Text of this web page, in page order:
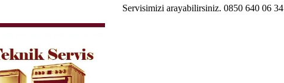
Servisimizi arayabilirsiniz. 0850 640 06 34